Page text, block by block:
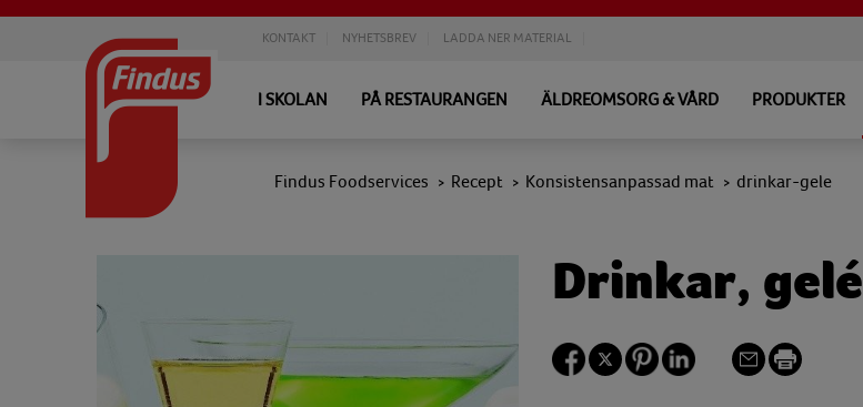
KONTAKT NYHETSBREV LADDA NER MATERIAL
I SKOLAN PÅ RESTAURANGEN ÄLDREOMSORG & VÅRD PRODUKTER
Findus Foodservices > Recept > Konsistensanpassad mat > drinkar-gele
Drinkar, gelé